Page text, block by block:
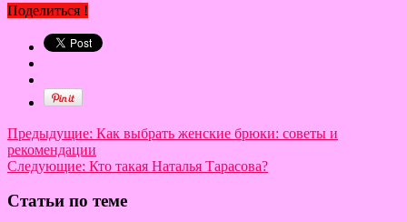
Поделиться !
Предыдущие: Как выбрать женские брюки: советы и
рекомендации
Следующие: Кто такая Наталья Тарасова?
Статьи по теме